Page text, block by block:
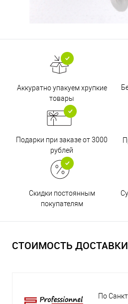
Аккуратно упакуем хрупкие
товары
Подарки при заказе от 3000
рублей
Скидки постоянным
покупателям
СТОИМОСТЬ ДОСТАВКИ
По